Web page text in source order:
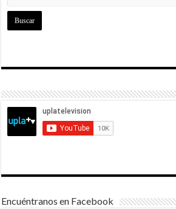
Encuéntranos en Facebook